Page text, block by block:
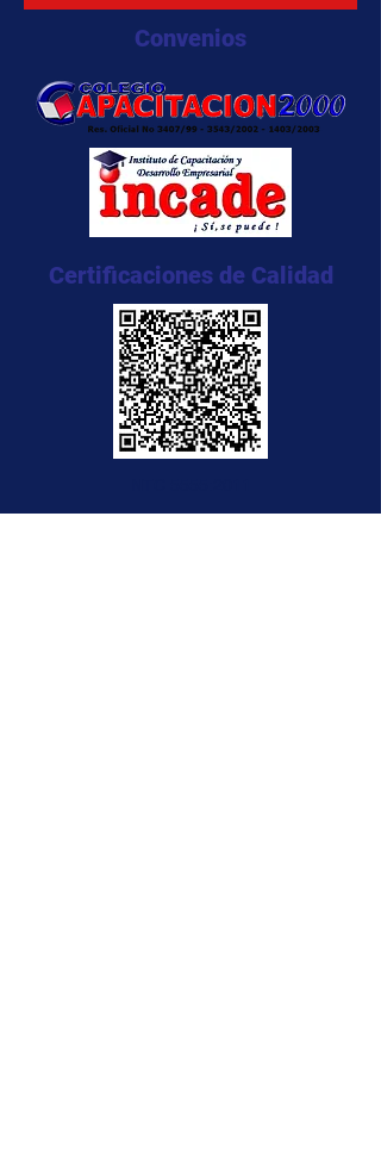
Convenios
Certificaciones de Calidad